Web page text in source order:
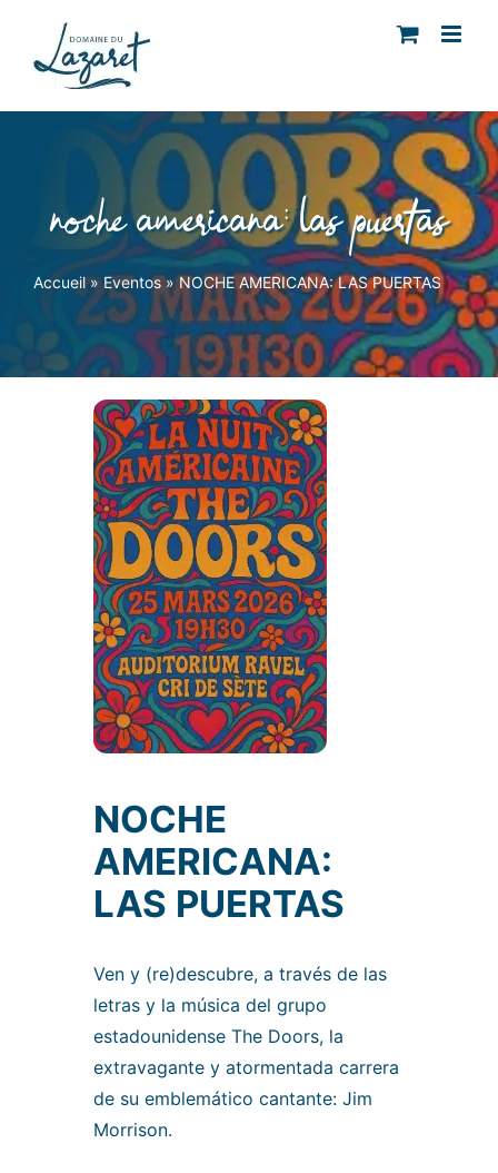
content
noche americana: las puertas
Accueil»Eventos»NOCHE AMERICANA: LAS PUERTAS
NOCHE
AMERICANA:
LAS PUERTAS
Ven y (re)descubre, a través de las
letras y la música del grupo
estadounidense The Doors, la
extravagante y atormentada carrera
de su emblemático cantante: Jim
Morrison.